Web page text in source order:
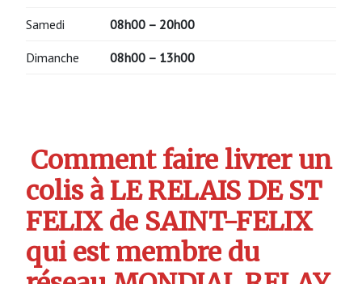
Samedi 08h00 – 20h00
Dimanche 08h00 – 13h00
Comment faire livrer un
colis à LE RELAIS DE ST
FELIX de SAINT-FELIX
qui est membre du